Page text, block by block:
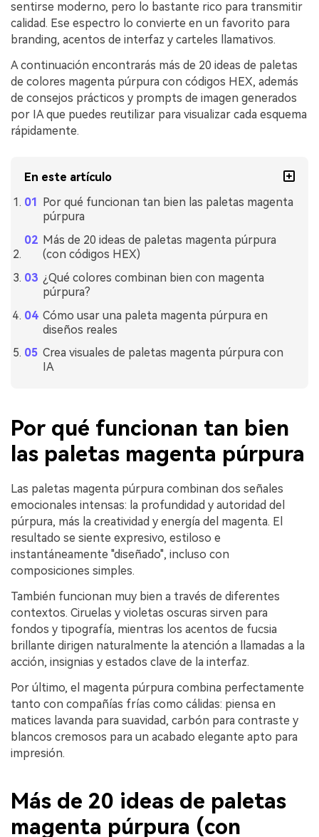
sentirse moderno, pero lo bastante rico para transmitir
calidad. Ese espectro lo convierte en un favorito para
branding, acentos de interfaz y carteles llamativos.
A continuación encontrarás más de 20 ideas de paletas
de colores magenta púrpura con códigos HEX, además
de consejos prácticos y prompts de imagen generados
por IA que puedes reutilizar para visualizar cada esquema
rápidamente.
En este artículo
Por qué funcionan tan bien las paletas magenta
púrpura
Más de 20 ideas de paletas magenta púrpura
(con códigos HEX)
¿Qué colores combinan bien con magenta
púrpura?
Cómo usar una paleta magenta púrpura en
diseños reales
Crea visuales de paletas magenta púrpura con
IA
Por qué funcionan tan bien
las paletas magenta púrpura
Las paletas magenta púrpura combinan dos señales
emocionales intensas: la profundidad y autoridad del
púrpura, más la creatividad y energía del magenta. El
resultado se siente expresivo, estiloso e
instantáneamente "diseñado", incluso con
composiciones simples.
También funcionan muy bien a través de diferentes
contextos. Ciruelas y violetas oscuras sirven para
fondos y tipografía, mientras los acentos de fucsia
brillante dirigen naturalmente la atención a llamadas a la
acción, insignias y estados clave de la interfaz.
Por último, el magenta púrpura combina perfectamente
tanto con compañías frías como cálidas: piensa en
matices lavanda para suavidad, carbón para contraste y
blancos cremosos para un acabado elegante apto para
impresión.
Más de 20 ideas de paletas
magenta púrpura (con